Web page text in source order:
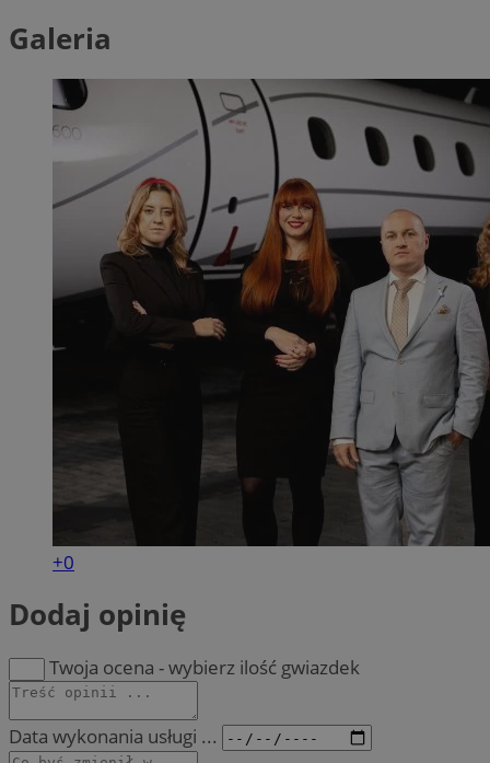
Galeria
+0
Dodaj opinię
Twoja ocena - wybierz ilość gwiazdek
Data wykonania usługi ...